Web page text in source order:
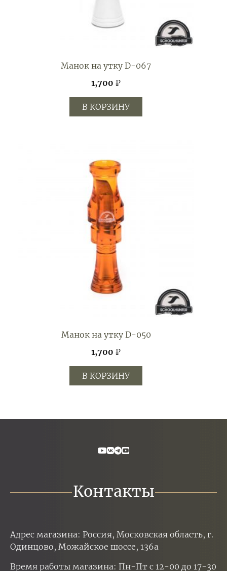
Манок на утку D-067
1,700 ₽
В КОРЗИНУ
Манок на утку D-050
1,700 ₽
В КОРЗИНУ
Контакты
Адрес магазина: Россия, Московская область, г.
Одинцово, Можайское шоссе, 136а
Время работы магазина: Пн-Пт с 12-00 до 17-30